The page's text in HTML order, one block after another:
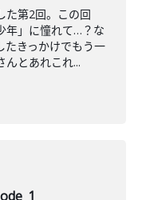
た第2回。この回
年」に憧れて…？な
たきっかけでもう一
んとあれこれ...